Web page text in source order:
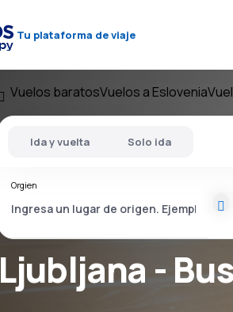
Tu plataforma de viaje
Vuelos baratosVuelos a Eslovenia
Ljubljana -
Ida y vuelta Solo ida
Orgien